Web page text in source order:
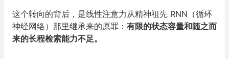
这个转向的背后，是线性注意力从精神祖先 RNN（循环
神经网络）那里继承来的原罪： 有限的状态容量和随之而
来的长程检索能力不足。